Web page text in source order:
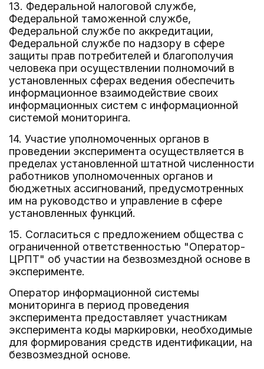
13. Федеральной налоговой службе,
Федеральной таможенной службе,
Федеральной службе по аккредитации,
Федеральной службе по надзору в сфере
защиты прав потребителей и благополучия
человека при осуществлении полномочий в
установленных сферах ведения обеспечить
информационное взаимодействие своих
информационных систем с информационной
системой мониторинга.
14. Участие уполномоченных органов в
проведении эксперимента осуществляется в
пределах установленной штатной численности
работников уполномоченных органов и
бюджетных ассигнований, предусмотренных
им на руководство и управление в сфере
установленных функций.
15. Согласиться с предложением общества с
ограниченной ответственностью "Оператор-
ЦРПТ" об участии на безвозмездной основе в
эксперименте.
Оператор информационной системы
мониторинга в период проведения
эксперимента предоставляет участникам
эксперимента коды маркировки, необходимые
для формирования средств идентификации, на
безвозмездной основе.